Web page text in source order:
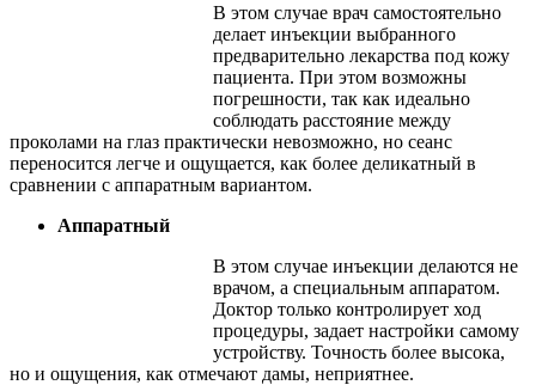
В этом случае врач самостоятельно
делает инъекции выбранного
предварительно лекарства под кожу
пациента. При этом возможны
погрешности, так как идеально
соблюдать расстояние между
проколами на глаз практически невозможно, но сеанс
переносится легче и ощущается, как более деликатный в
сравнении с аппаратным вариантом.
Аппаратный
В этом случае инъекции делаются не
врачом, а специальным аппаратом.
Доктор только контролирует ход
процедуры, задает настройки самому
устройству. Точность более высока,
но и ощущения, как отмечают дамы, неприятнее.